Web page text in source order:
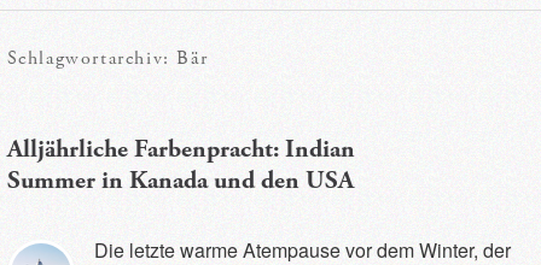
Schlagwortarchiv:Bär
Alljährliche Farbenpracht: Indian
Summer in Kanada und den USA
Die letzte warme Atempause vor dem Winter, der